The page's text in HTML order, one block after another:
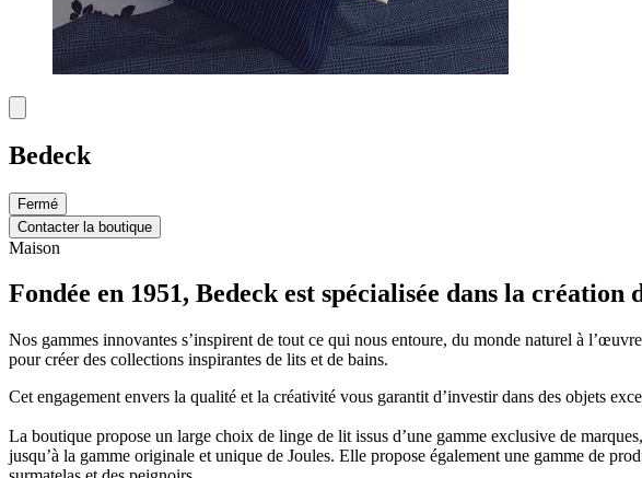
Bedeck
Fermé
Contacter la boutique
Maison
Fondée en 1951, Bedeck est spécialisée dans la
Nos gammes innovantes s’inspirent de tout ce qui nous entoure, du monde naturel à
pour créer des collections inspirantes de lits et de bains.
Cet engagement envers la qualité et la créativité vous garantit d’investir dans des objets
La boutique propose un large choix de linge de lit issus d’une gamme exclusive de
jusqu’à la gamme originale et unique de Joules. Elle propose également une gamme de